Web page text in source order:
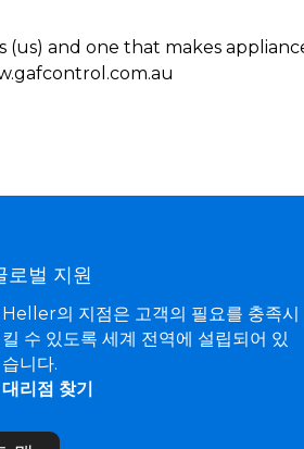
and one that makes
로벌 지원
Heller의 지점은 고객의 필요를 충족시
킬 수 있도록 세계 전역에 설립되어 있
습니다.
대리점 찾기